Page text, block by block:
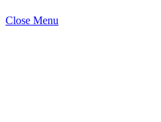
Close Menu